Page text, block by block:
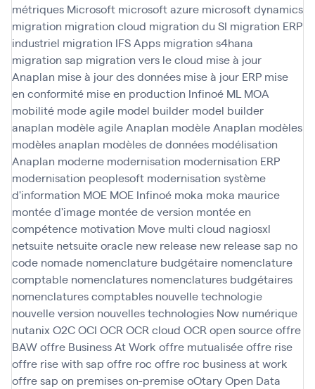
métriques Microsoft microsoft azure microsoft dynamics
migration migration cloud migration du SI migration ERP
industriel migration IFS Apps migration s4hana
migration sap migration vers le cloud mise à jour
Anaplan mise à jour des données mise à jour ERP mise
en conformité mise en production Infinoé ML MOA
mobilité mode agile model builder model builder
anaplan modèle agile Anaplan modèle Anaplan modèles
modèles anaplan modèles de données modélisation
Anaplan moderne modernisation modernisation ERP
modernisation peoplesoft modernisation système
d'information MOE MOE Infinoé moka moka maurice
montée d'image montée de version montée en
compétence motivation Move multi cloud nagiosxl
netsuite netsuite oracle new release new release sap no
code nomade nomenclature budgétaire nomenclature
comptable nomenclatures nomenclatures budgétaires
nomenclatures comptables nouvelle technologie
nouvelle version nouvelles technologies Now numérique
nutanix O2COCI OCR OCR cloud OCR open sourceoffre
BAWoffre Business At Work offre mutualiséeoffre rise
offre rise with sap offre roc offre roc business at work
offre sap on premiseson-premiseoOtaryOpen Data